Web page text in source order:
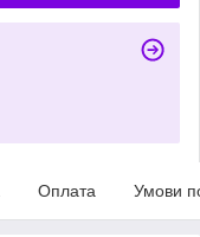
Оплата Умови